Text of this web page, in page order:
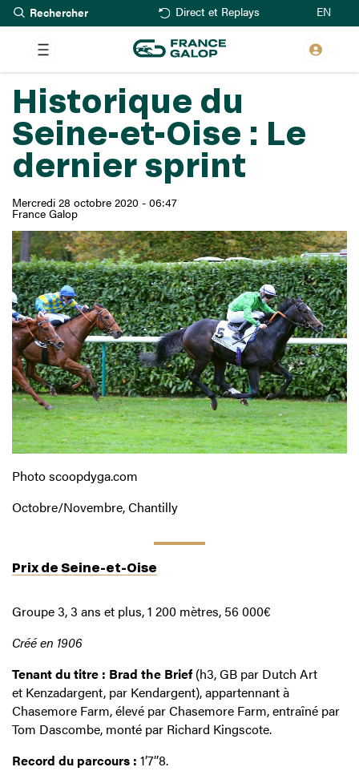
Aller
au
contenu
principal
Rechercher Direct et Replays EN
Historique du
Seine-et-Oise : Le
dernier sprint
Mercredi 28 octobre 2020 - 06:47
France Galop
Photo scoopdyga.com
Octobre/Novembre, Chantilly
Prix de Seine-et-Oise
Groupe 3, 3 ans et plus, 1 200 mètres, 56 000€
Créé en 1906
Tenant du titre : Brad the Brief (h3, GB par Dutch Art
et Kenzadargent, par Kendargent), appartennant à
Chasemore Farm, élevé par Chasemore Farm, entraîné par
Tom Dascombe, monté par Richard Kingscote.
Record du parcours : 1’7’’8.